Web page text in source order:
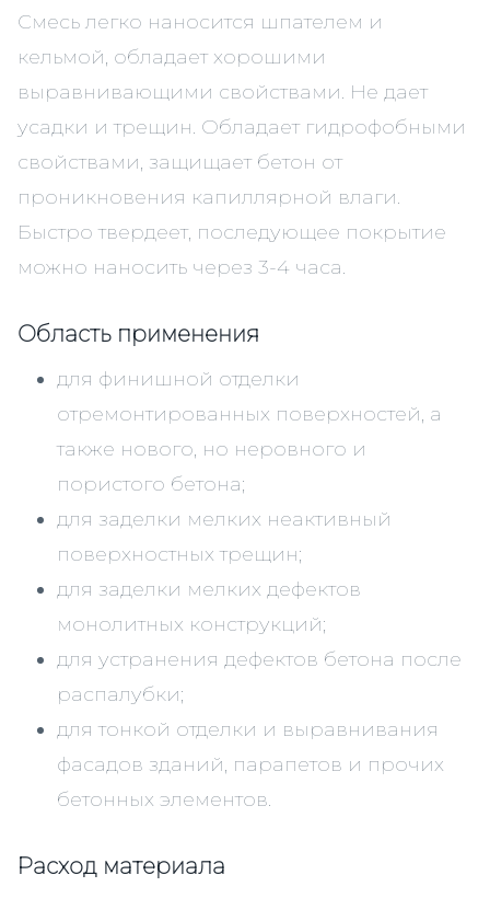
Смесь легко наносится шпателем и
кельмой, обладает хорошими
выравнивающими свойствами. Не дает
усадки и трещин. Обладает гидрофобными
свойствами, защищает бетон от
проникновения капиллярной влаги.
Быстро твердеет, последующее покрытие
можно наносить через 3-4 часа.
Область применения
для финишной отделки
отремонтированных поверхностей, а
также нового, но неровного и
пористого бетона;
для заделки мелких неактивный
поверхностных трещин;
для заделки мелких дефектов
монолитных конструкций;
для устранения дефектов бетона после
распалубки;
для тонкой отделки и выравнивания
фасадов зданий, парапетов и прочих
бетонных элементов.
Расход материала